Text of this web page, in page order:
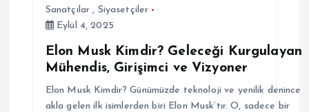
Sanatçılar , Siyasetçiler
Eylül 4, 2025
Elon Musk Kimdir? Geleceği Kurgulayan
Mühendis, Girişimci ve Vizyoner
Elon Musk Kimdir? Günümüzde teknoloji ve yenilik denince
akla gelen ilk isimlerden biri Elon Musk’tır. O, sadece bir